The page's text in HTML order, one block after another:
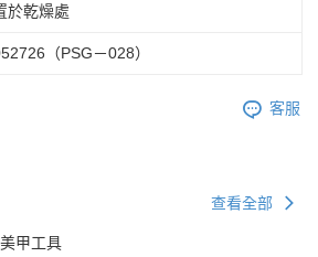
於乾燥處
（PSG－028）
客服
查看全部
甲工具